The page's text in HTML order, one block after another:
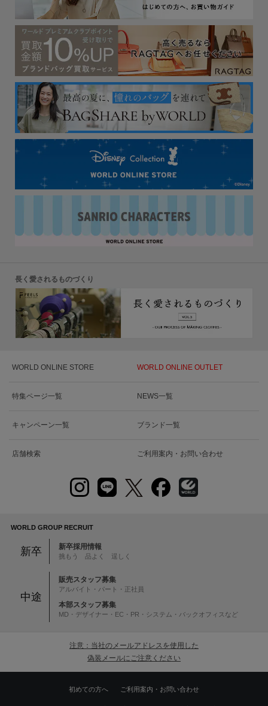
長く愛されるものづくり
WORLD ONLINE STORE WORLD ONLINE OUTLET
特集ページ一覧 NEWS一覧
キャンペーン一覧 ブランド一覧
店舗検索 ご利用案内・お問い合わせ
WORLD GROUP RECRUIT
新卒 新卒採用情報
挑もう 品よく 逞しく
中途
販売スタッフ募集
アルバイト・パート・正社員
本部スタッフ募集
MD・デザイナー・EC・PR・システム・バックオフィスなど
注意：当社のメールアドレスを使用した
偽装メールにご注意ください
初めての方へ ご利用案内・お問い合わせ